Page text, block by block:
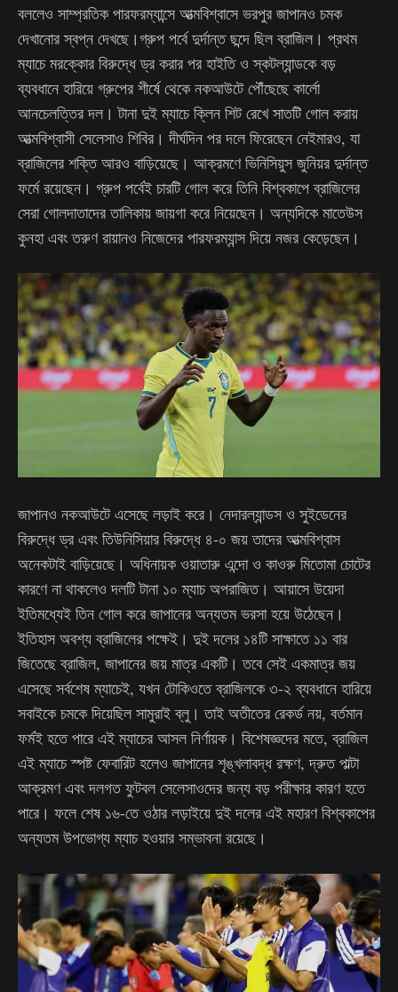
বললেও সাম্প্রতিক পারফরম্যান্সে আত্মবিশ্বাসে ভরপুর জাপানও চমক
দেখানোর স্বপ্ন দেখছে।গ্রুপ পর্বে দুর্দান্ত ছন্দে ছিল ব্রাজিল। প্রথম
ম্যাচে মরক্কোর বিরুদ্ধে ড্র করার পর হাইতি ও স্কটল্যান্ডকে বড়
ব্যবধানে হারিয়ে গ্রুপের শীর্ষে থেকে নকআউটে পৌঁছেছে কার্লো
আনচেলত্তির দল। টানা দুই ম্যাচে ক্লিন শিট রেখে সাতটি গোল করায়
আত্মবিশ্বাসী সেলেসাও শিবির। দীর্ঘদিন পর দলে ফিরেছেন নেইমারও, যা
ব্রাজিলের শক্তি আরও বাড়িয়েছে। আক্রমণে ভিনিসিয়ুস জুনিয়র দুর্দান্ত
ফর্মে রয়েছেন। গ্রুপ পর্বেই চারটি গোল করে তিনি বিশ্বকাপে ব্রাজিলের
সেরা গোলদাতাদের তালিকায় জায়গা করে নিয়েছেন। অন্যদিকে মাতেউস
কুনহা এবং তরুণ রায়ানও নিজেদের পারফরম্যান্স দিয়ে নজর কেড়েছেন।
জাপানও নকআউটে এসেছে লড়াই করে। নেদারল্যান্ডস ও সুইডেনের
বিরুদ্ধে ড্র এবং তিউনিসিয়ার বিরুদ্ধে ৪-০ জয় তাদের আত্মবিশ্বাস
অনেকটাই বাড়িয়েছে। অধিনায়ক ওয়াতারু এন্দো ও কাওরু মিতোমা চোটের
কারণে না থাকলেও দলটি টানা ১০ ম্যাচ অপরাজিত। আয়াসে উয়েদা
ইতিমধ্যেই তিন গোল করে জাপানের অন্যতম ভরসা হয়ে উঠেছেন।
ইতিহাস অবশ্য ব্রাজিলের পক্ষেই। দুই দলের ১৪টি সাক্ষাতে ১১ বার
জিতেছে ব্রাজিল, জাপানের জয় মাত্র একটি। তবে সেই একমাত্র জয়
এসেছে সর্বশেষ ম্যাচেই, যখন টোকিওতে ব্রাজিলকে ৩-২ ব্যবধানে হারিয়ে
সবাইকে চমকে দিয়েছিল সামুরাই ব্লু। তাই অতীতের রেকর্ড নয়, বর্তমান
ফর্মই হতে পারে এই ম্যাচের আসল নির্ণায়ক। বিশেষজ্ঞদের মতে, ব্রাজিল
এই ম্যাচে স্পষ্ট ফেবারিট হলেও জাপানের শৃঙ্খলাবদ্ধ রক্ষণ, দ্রুত পাল্টা
আক্রমণ এবং দলগত ফুটবল সেলেসাওদের জন্য বড় পরীক্ষার কারণ হতে
পারে। ফলে শেষ ১৬-তে ওঠার লড়াইয়ে দুই দলের এই মহারণ বিশ্বকাপের
অন্যতম উপভোগ্য ম্যাচ হওয়ার সম্ভাবনা রয়েছে।